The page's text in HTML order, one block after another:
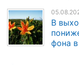
В
фона